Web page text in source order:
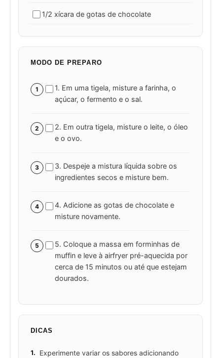
1/2 xícara de gotas de chocolate
MODO DE PREPARO
1
1. Em uma tigela, misture a farinha, o
açúcar, o fermento e o sal.
2
2. Em outra tigela, misture o leite, o óleo
e o ovo.
3
3. Despeje a mistura líquida sobre os
ingredientes secos e misture bem.
4
4. Adicione as gotas de chocolate e
misture novamente.
5
5. Coloque a massa em forminhas de
muffin e leve à airfryer pré-aquecida por
cerca de 15 minutos ou até que estejam
dourados.
DICAS
1.
Experimente variar os sabores adicionando